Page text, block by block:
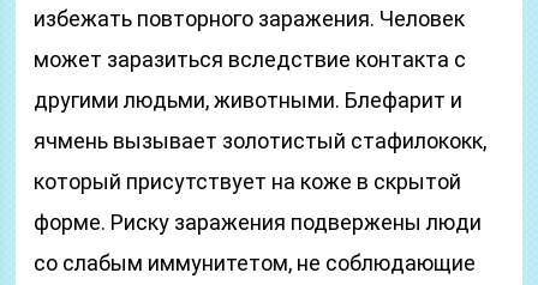
избежать повторного заражения. Человек
может заразиться вследствие контакта с
другими людьми, животными. Блефарит и
ячмень вызывает золотистый стафилококк,
который присутствует на коже в скрытой
форме. Риску заражения подвержены люди
со слабым иммунитетом, не соблюдающие